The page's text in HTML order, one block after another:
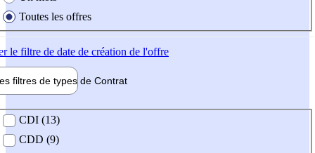
Toutes les offres
le filtre de date de création de l'offre
filtres de types de Contrat
contrat
CDI (13)
CDD (9)